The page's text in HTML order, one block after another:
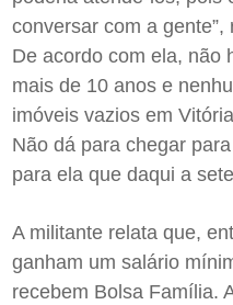
conversar com a gente”,
De acordo com ela, não
mais de 10 anos e
imóveis vazios em
Não dá para chegar
para ela que daqui a
A militante relata que,
ganham um salário
recebem Bolsa Família.